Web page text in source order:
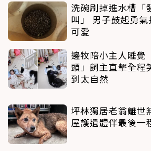
洗碗刷掉進水槽「
叫」 男子鼓起勇
可愛
邊牧陪小主人睡覺
頭」飼主直擊全程
到太自然
坪林獨居老翁離世
屋護遺體伴最後一